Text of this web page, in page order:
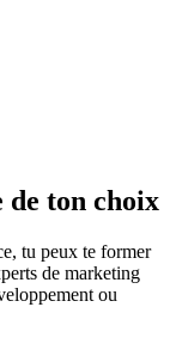
ton choix
tu peux te former
de marketing
ou